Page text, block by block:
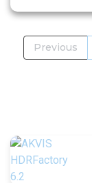
Previous